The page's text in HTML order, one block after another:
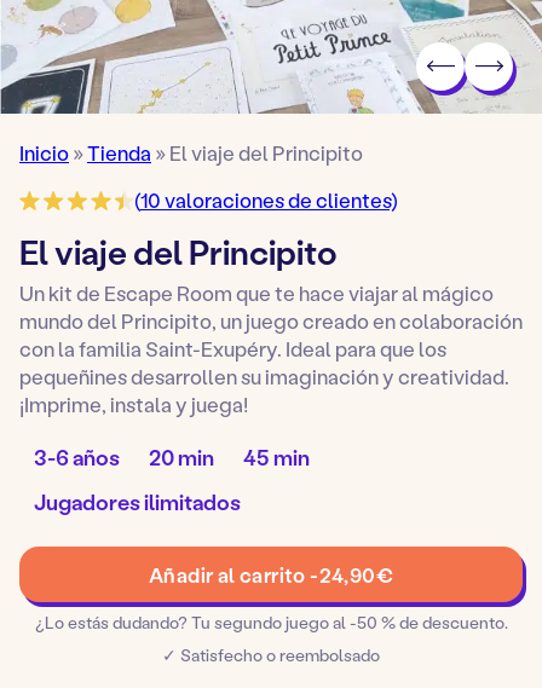
Inicio»Tienda »El viaje del Principito
(10valoraciones de clientes)
El viaje del Principito
Un kit de Escape Room que te hace viajar al mágico
mundo del Principito, un juego creado en colaboración
con la familia Saint-Exupéry. Ideal para que los
pequeñines desarrollen su imaginación y creatividad.
¡Imprime, instala y juega!
Edad
del
juego:
3-6 años
Tiempo
de
preparación:
20 min
Duración
del45 min
Número
deJugadores ilimitados
viaje
del
cantidad
Añadir al carrito -24,90€
¿Lo estás dudando? Tu segundo juego al -50 % de descuento.
✓ Satisfecho o reembolsado